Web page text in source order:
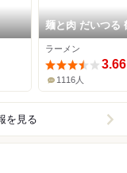
麺と肉 だいつる
店
ラーメン
3.66
1116人
を見る